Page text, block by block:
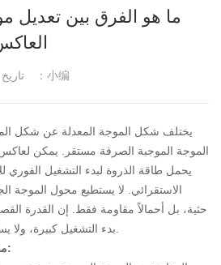
ذكي شاحن
بطارية السيارة
المنتجات الأخرى ذات
الدعم الفني
البحث والتطوير التخصيص
ما هو الفرق بين تعديل
تاريخ ناشر：小编
يختلف شكل الموجة المعدلة عن شكل
الموجة الموجبة الصرفة مستقر. يمكن
يحمل طاقة الذروة لبدء التشغيل الفوري
الاستقرائي. لا يستطيع محول الموجة
حثية، بل أحمالاً مقاومة فقط. إن القدرة
1. مقدمة عن العاكس المعدل: